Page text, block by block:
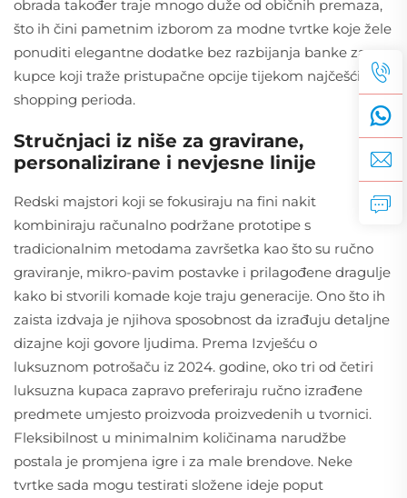
obrada također traje mnogo duže od običnih premaza,
što ih čini pametnim izborom za modne tvrtke koje žele
ponuditi elegantne dodatke bez razbijanja banke za
kupce koji traže pristupačne opcije tijekom najčešćih
shopping perioda.
Stručnjaci iz niše za gravirane,
personalizirane i nevjesne linije
Redski majstori koji se fokusiraju na fini nakit
kombiniraju računalno podržane prototipe s
tradicionalnim metodama završetka kao što su ručno
graviranje, mikro-pavim postavke i prilagođene dragulje
kako bi stvorili komade koje traju generacije. Ono što ih
zaista izdvaja je njihova sposobnost da izrađuju detaljne
dizajne koji govore ljudima. Prema Izvješću o
luksuznom potrošaču iz 2024. godine, oko tri od četiri
luksuzna kupaca zapravo preferiraju ručno izrađene
predmete umjesto proizvoda proizvedenih u tvornici.
Fleksibilnost u minimalnim količinama narudžbe
postala je promjena igre i za male brendove. Neke
tvrtke sada mogu testirati složene ideje poput